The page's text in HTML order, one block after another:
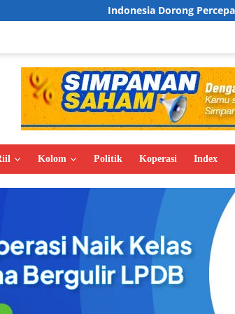
Dorong Percepatan Transformasi
Kolom Politik Koperasi Index